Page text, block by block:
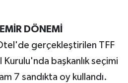
DÖNEMİ
gerçekleştirilen TFF
başkanlık seçimi
7 sandıkta oy kullandı.